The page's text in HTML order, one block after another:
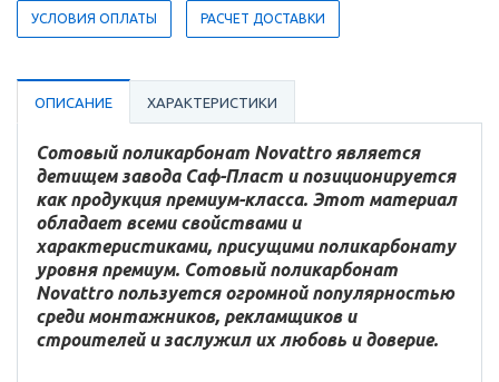
УСЛОВИЯ ОПЛАТЫ РАСЧЕТ ДОСТАВКИ
ОПИСАНИЕ ХАРАКТЕРИСТИКИ
Сотовый поликарбонат Novattro является
детищем завода Саф-Пласт и позиционируется
как продукция премиум-класса. Этот материал
обладает всеми свойствами и
характеристиками, присущими поликарбонату
уровня премиум. Сотовый поликарбонат
Novattro пользуется огромной популярностью
среди монтажников, рекламщиков и
строителей и заслужил их любовь и доверие.